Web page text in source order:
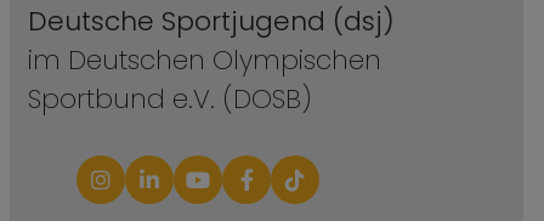
Deutsche Sportjugend (dsj)
im Deutschen Olympischen
Sportbund e.V. (DOSB)